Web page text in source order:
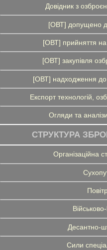
Довідник з
[ОВТ] допущено
[ОВТ] прийняття
[ОВТ] закупівля
[ОВТ] надходження
Експорт технологій,
Огляди та
СТРУКТУРА
Організаційна
Десантно-
Сили